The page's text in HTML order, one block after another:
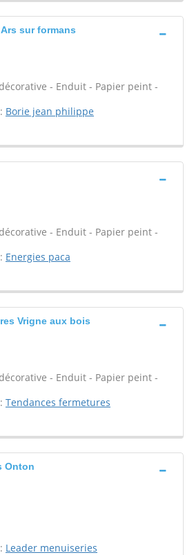
sur formans
- Enduit - Papier peint -
Borie jean philippe
- Enduit - Papier peint -
Energies paca
Vrigne aux bois
- Enduit - Papier peint -
Tendances fermetures
Onton
Leader menuiseries